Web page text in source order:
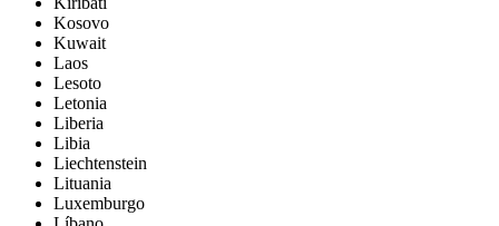
Kosovo
Kuwait
Laos
Lesoto
Letonia
Liberia
Libia
Liechtenstein
Lituania
Luxemburgo